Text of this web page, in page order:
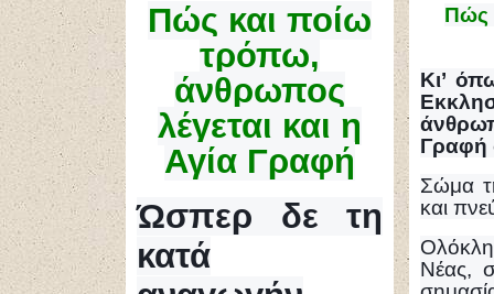
Πώς και ποίω
τρόπω,
άνθρωπος
λέγεται και η
Αγία Γραφή
Ώσπερ δε τη
κατά
Πώς
Κι’
Γραφή
Σώμα
και
Νέας,